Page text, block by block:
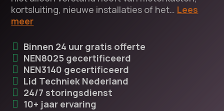
kortsluiting, nieuwe installaties of het… Lees
meer
Binnen 24 uur gratis offerte
NEN8025 gecertificeerd
NEN3140 gecertificeerd
Lid Techniek Nederland
24/7 storingsdienst
10+ jaar ervaring